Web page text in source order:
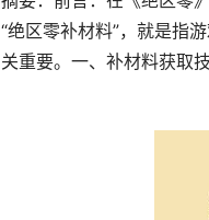
“绝区零补材料”，就是指
关重要。一、补材料获取